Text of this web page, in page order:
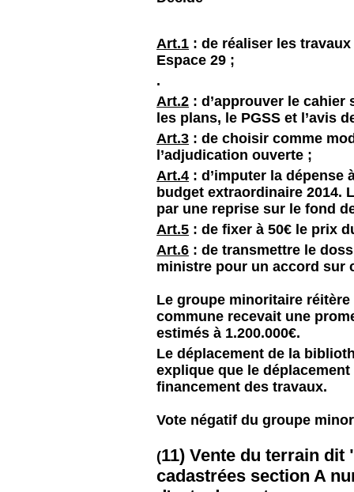
Art.1 : de réaliser les travaux
Espace 29 ;
.
Art.2 : d’approuver le
les plans, le PGSS et l’avis
Art.3 : de choisir comme
l’adjudication ouverte ;
Art.4 : d’imputer la dépense
budget extraordinaire 2014.
par une reprise sur le fond
Art.5 : de fixer à 50€ le prix
Art.6 : de transmettre le
ministre pour un accord sur
Le groupe minoritaire
commune recevait une
estimés à 1.200.000€.
Le déplacement de la
explique que le
financement des travaux.
Vote négatif du groupe
(11) Vente du terrain
cadastrées section A